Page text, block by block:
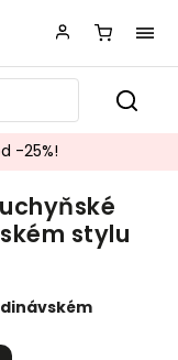
-25%!
stylu
pozvednou